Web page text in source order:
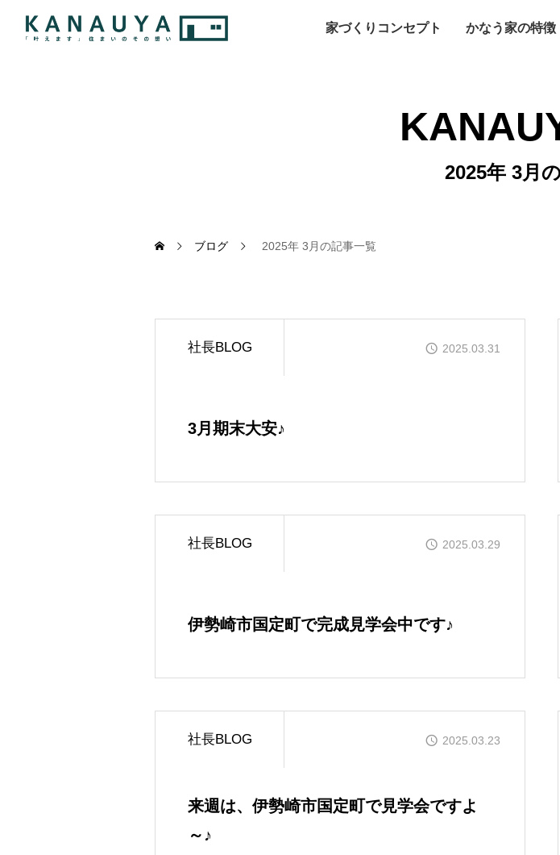
家づくりコンセプト かなう家の特徴
2025年 3月
ブログ 2025年 3月の記事一覧
社長BLOG 2025.03.31
3月期末大安♪
社長BLOG 2025.03.29
伊勢崎市国定町で完成見学会中です♪
社長BLOG 2025.03.23
来週は、伊勢崎市国定町で見学会ですよ
～♪